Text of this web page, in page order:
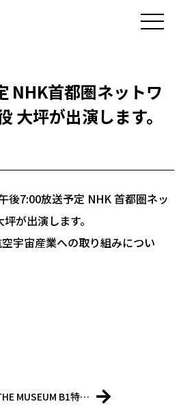
NHK首都圏ネットワ
大坪が出演します。
後7:00放送予定 NHK 首都圏ネッ
が出演します。
宇宙産業への取り組みについ
MUSEUM B1特…